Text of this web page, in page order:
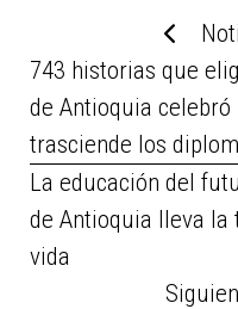
743 historias que
de Antioquia
trasciende los
La educación del
de Antioquia lleva la
vida